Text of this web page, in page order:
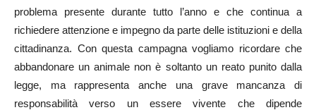
problema presente durante tutto l’anno e che continua a
richiedere attenzione e impegno da parte delle istituzioni e della
cittadinanza. Con questa campagna vogliamo ricordare che
abbandonare un animale non è soltanto un reato punito dalla
legge, ma rappresenta anche una grave mancanza di
responsabilità verso un essere vivente che dipende